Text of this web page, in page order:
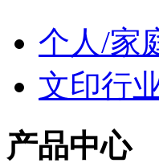
个人/家
文印行
产品中心